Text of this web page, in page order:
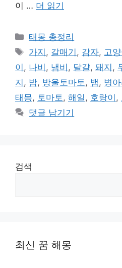
이 … 더 읽기
카
테
리
태몽 총정리
태
그
가지 , 갈매기 , 감자, 고양
이 , 나비 , 냄비 , 달걀, 돼지 ,
지 , 밤, 방울토마토, 뱀, 병아
태몽, 토마토, 해일, 호랑이 ,
댓글 남기기
검색
최신 꿈 해몽